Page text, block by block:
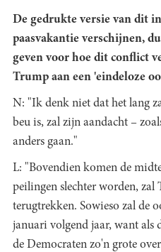
De gedrukte versie van dit
paasvakantie verschijnen,
geven voor hoe dit conflict
Trump aan een 'eindeloze
N: "Ik denk niet dat het lang
beu is, zal zijn aandacht –
anders gaan."
L: "Bovendien komen de
peilingen slechter worden,
terugtrekken. Sowieso zal de
januari volgend jaar, want als
de Democraten zo'n grote